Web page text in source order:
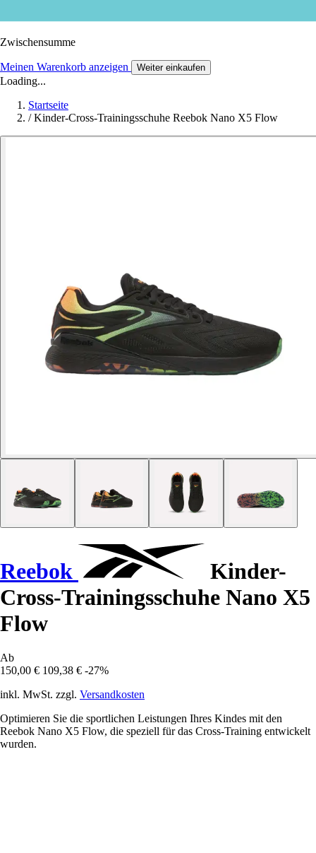
Zwischensumme
Meinen Warenkorb anzeigen Weiter einkaufen
Loading...
Startseite
/ Kinder-Cross-Trainingsschuhe Reebok Nano X5 Flow
Reebok
Kinder-
Cross-Trainingsschuhe Nano X5
Flow
Ab
150,00 € 109,38 € -27%
inkl. MwSt. zzgl. Versandkosten
Optimieren Sie die sportlichen Leistungen Ihres Kindes mit den
Reebok Nano X5 Flow, die speziell für das Cross-Training entwickelt
wurden.